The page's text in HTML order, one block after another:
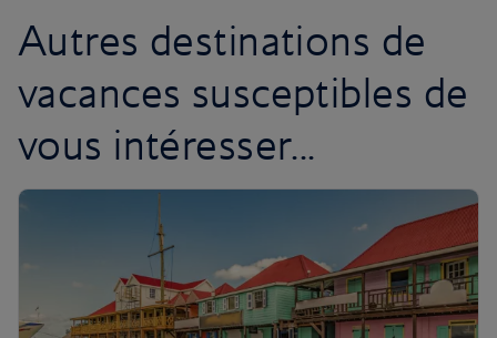
Autres destinations de
vacances susceptibles de
vous intéresser...